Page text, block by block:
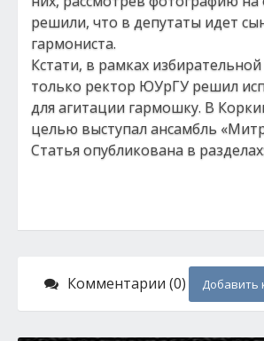
решили, что в депутаты идет
гармониста.
Кстати, в рамках
только ректор ЮУрГУ решил
для агитации гармошку. В
целью выступал ансамбль
Статья опубликована в разделах:
Комментарии (0) Добавить